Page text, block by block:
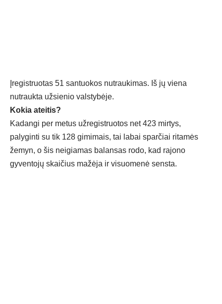
Įregistruotas 51 santuokos nutraukimas. Iš jų viena
nutraukta užsienio valstybėje.
Kokia ateitis?
Kadangi per metus užregistruotos net 423 mirtys,
palyginti su tik 128 gimimais, tai labai sparčiai ritamės
žemyn, o šis neigiamas balansas rodo, kad rajono
gyventojų skaičius mažėja ir visuomenė sensta.